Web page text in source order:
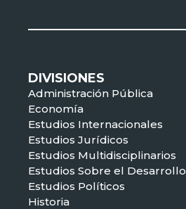
DIVISIONES
Administración Pública
Economía
Estudios Internacionales
Estudios Jurídicos
Estudios Multidisciplinarios
Estudios Sobre el Desarrollo
Estudios Políticos
Historia